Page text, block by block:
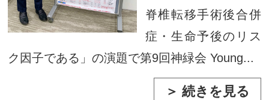
脊椎転移手術後合併
症・生命予後のリス
ク因子である」の演題で第9回神緑会 Young...
＞ 続きを見る